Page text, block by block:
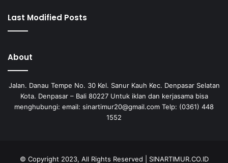
Last Modified Posts
About
Jalan. Danau Tempe No. 30 Kel. Sanur Kauh Kec. Denpasar Selatan
Kota. Denpasar – Bali 80227 Untuk iklan dan kerjasama bisa
menghubungi: email: sinartimur20@gmail.com Telp: (0361) 448
1552
© Copyright 2023, All Rights Reserved | SINARTIMUR.CO.ID